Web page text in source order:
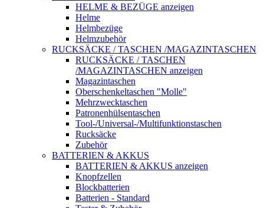
HELME & BEZÜGE anzeigen
Helme
Helmbezüge
Helmzubehör
RUCKSÄCKE / TASCHEN /MAGAZINTASCHEN
RUCKSÄCKE / TASCHEN
/MAGAZINTASCHEN anzeigen
Magazintaschen
Oberschenkeltaschen "Molle"
Mehrzwecktaschen
Patronenhülsentaschen
Tool-/Universal-/Multifunktionstaschen
Rucksäcke
Zubehör
BATTERIEN & AKKUS
BATTERIEN & AKKUS anzeigen
Knopfzellen
Blockbatterien
Batterien - Standard